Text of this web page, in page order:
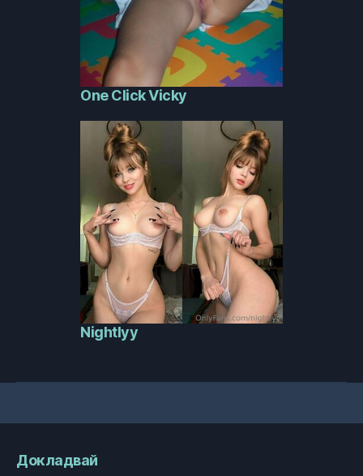
One Click Vicky
Nightlyy
Докладвай